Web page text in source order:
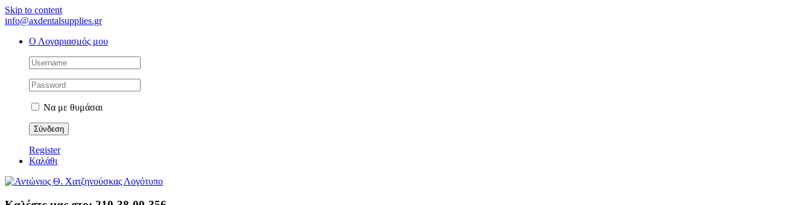
Skip to content
info@axdentalsupplies.gr
Ο Λογαριασμός μου
Να με θυμάσαι
Register
Καλάθι